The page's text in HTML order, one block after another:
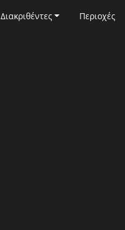
Διακριθέντες Περιοχές